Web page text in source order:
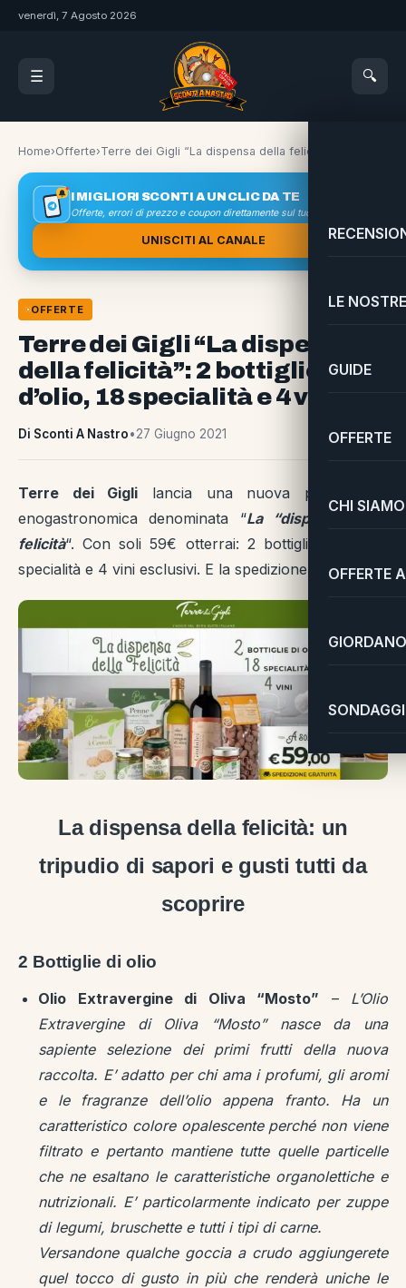
venerdì, 7 Agosto 2026
☰ 🔍
LE
GUIDE
OFFERTE
CHI SIAMO
OFFERTE
Home›Offerte›
I MIGLIORI SCONTI A UN CLIC DA TE
Offerte, errori di prezzo e coupon direttamente sul tuo smartphone
UNISCITI AL CANALE
OFFERTE
Terre dei Gigli “La dispensa
della felicità”: 2 bottiglie
d’olio, 18 specialità e 4 vini
Di Sconti A Nastro•27 Giugno 2021
Terre dei Gigli lancia una nuova promozione
enogastronomica denominata “La “dispensa della
felicità“. Con soli 59€ otterrai: 2 bottiglie d’olio, 18
specialità e 4 vini esclusivi. E la spedizione?
Gratuita!
La dispensa della felicità: un
tripudio di sapori e gusti tutti da
scoprire
2 Bottiglie di olio
Olio Extravergine di Oliva “Mosto” – L’Olio
Extravergine di Oliva “Mosto” nasce da una
sapiente selezione dei primi frutti della nuova
raccolta. E’ adatto per chi ama i profumi, gli aromi
e le fragranze dell’olio appena franto. Ha un
caratteristico colore opalescente perché non viene
filtrato e pertanto mantiene tutte quelle particelle
che ne esaltano le caratteristiche organolettiche e
nutrizionali. E’ particolarmente indicato per zuppe
di legumi, bruschette e tutti i tipi di carne.
Versandone qualche goccia a crudo aggiungerete
quel tocco di gusto in più che renderà uniche le